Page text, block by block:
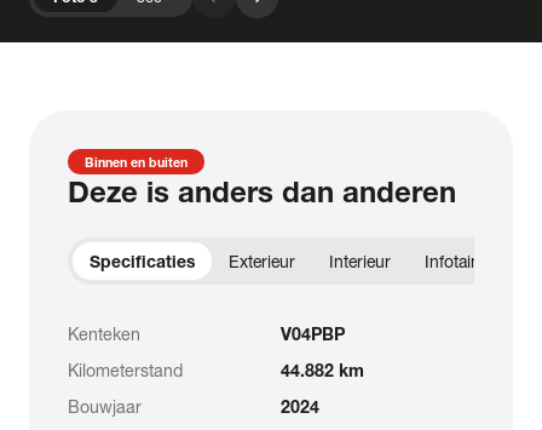
Binnen en buiten
Deze is anders dan anderen
Specificaties Exterieur Interieur Infotainment
Kenteken
V04PBP
Kilometerstand
44.882 km
Bouwjaar
2024